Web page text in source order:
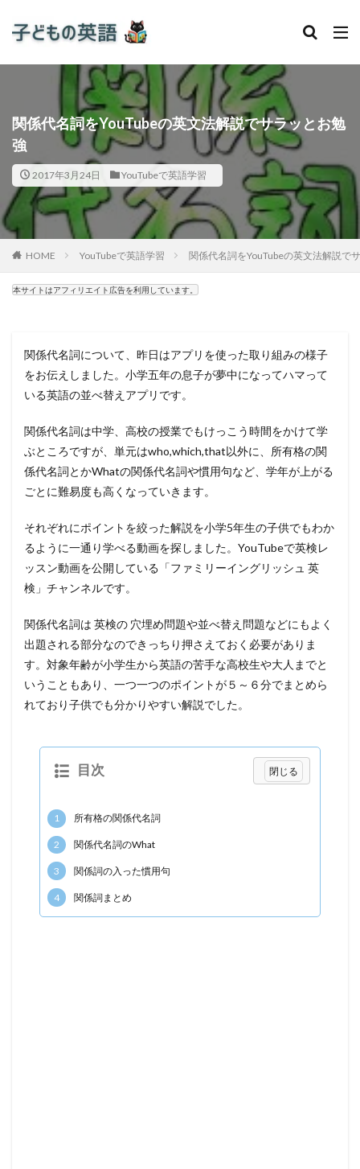
関係代名詞をYouTubeの英文法解説でサラッとお勉
強
2017年3月24日 YouTubeで英語学習
HOME YouTubeで英語学習 関係代名詞をYouTubeの英文法解説で
本サイトはアフィリエイト広告を利用しています。
関係代名詞について、昨日はアプリを使った取り組みの様子
をお伝えしました。小学五年の息子が夢中になってハマって
いる英語の並べ替えアプリです。
関係代名詞は中学、高校の授業でもけっこう時間をかけて学
ぶところですが、単元はwho,which,that以外に、所有格の関
係代名詞とかWhatの関係代名詞や慣用句など、学年が上がる
ごとに難易度も高くなっていきます。
それぞれにポイントを絞った解説を小学5年生の子供でもわか
るように一通り学べる動画を探しました。YouTubeで英検レ
ッスン動画を公開している「ファミリーイングリッシュ 英
検」チャンネルです。
関係代名詞は 英検の 穴埋め問題や並べ替え問題などにもよく
出題される部分なのできっちり押さえておく必要がありま
す。対象年齢が小学生から英語の苦手な高校生や大人までと
いうこともあり、一つ一つのポイントが５～６分でまとめら
れており子供でも分かりやすい解説でした。
目次
1 所有格の関係代名詞
2 関係代名詞のWhat
3 関係詞の入った慣用句
4 関係詞まとめ